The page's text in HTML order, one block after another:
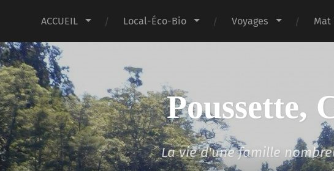
ACCUEIL Local-Éco-Bio Voyages Mat
Poussette,
La vie d'une famille